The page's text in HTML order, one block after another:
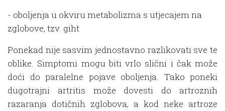
- oboljenja u okviru metabolizma s utjecajem na
zglobove, tzv. giht
Ponekad nije sasvim jednostavno razlikovati sve te
oblike. Simptomi mogu biti vrlo slični i čak može
doći do paralelne pojave oboljenja. Tako poneki
dugotrajni artritis može dovesti do artroznih
razaranja dotičnih zglobova, a kod neke artroze